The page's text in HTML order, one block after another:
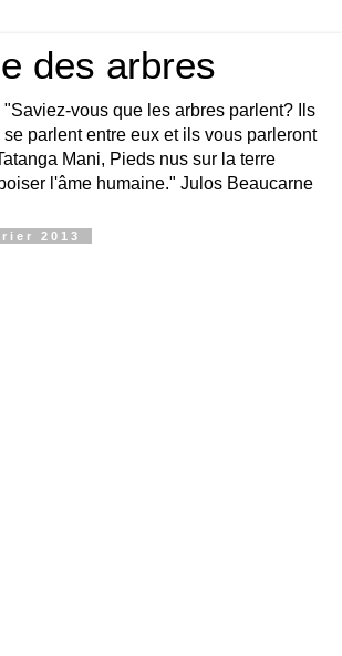
des arbres
vous que les arbres parlent? Ils
se parlent entre eux et ils vous parleront
Mani, Pieds nus sur la terre
l'âme humaine." Julos Beaucarne
2013